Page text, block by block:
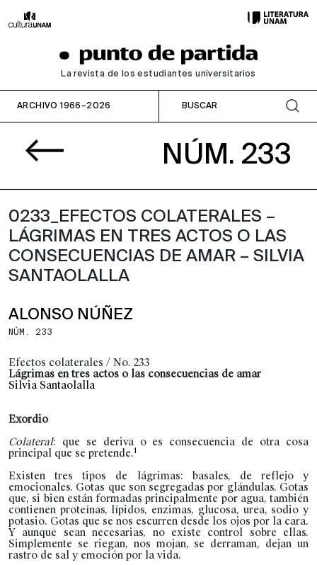
La revista de los estudiantes universitarios
ARCHIVO 1966–2026
NÚM. 233
0233_EFECTOS COLATERALES –
LÁGRIMAS EN TRES ACTOS O LAS
CONSECUENCIAS DE AMAR – SILVIA
SANTAOLALLA
ALONSO NÚÑEZ
NÚM. 233
Efectos colaterales / No. 233
Lágrimas en tres actos o las consecuencias de amar
Silvia Santaolalla
Exordio
Colateral: que se deriva o es consecuencia de otra cosa
principal que se pretende.1
Existen tres tipos de lágrimas: basales, de reflejo y
emocionales. Gotas que son segregadas por glándulas. Gotas
que, si bien están formadas principalmente por agua, también
contienen proteínas, lípidos, enzimas, glucosa, urea, sodio y
potasio. Gotas que se nos escurren desde los ojos por la cara.
Y aunque sean necesarias, no existe control sobre ellas.
Simplemente se riegan, nos mojan, se derraman, dejan un
rastro de sal y emoción por la vida.